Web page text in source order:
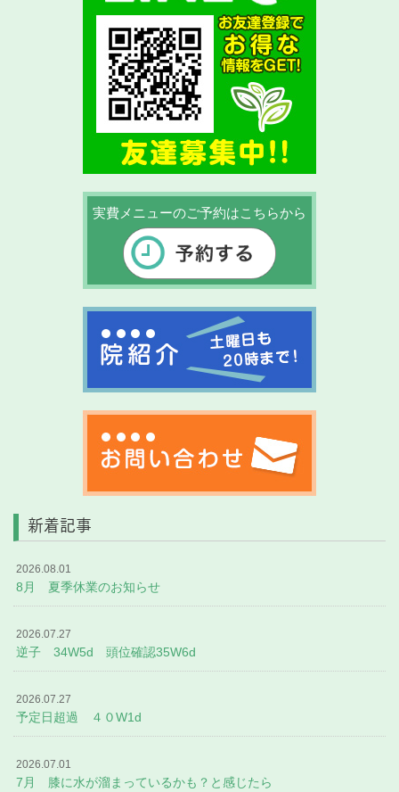
実費メニューのご予約はこちらから
新着記事
2026.08.01
8月 夏季休業のお知らせ
2026.07.27
逆子 34W5d 頭位確認35W6d
2026.07.27
予定日超過 ４０W1d
2026.07.01
7月 膝に水が溜まっているかも？と感じたら